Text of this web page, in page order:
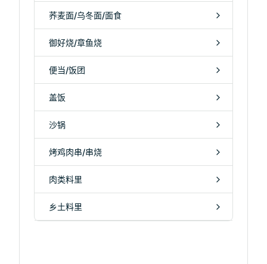
荞麦面/乌冬面/面食
御好烧/章鱼烧
便当/饭团
盖饭
沙锅
烤鸡肉串/串烧
肉类料里
乡土料里